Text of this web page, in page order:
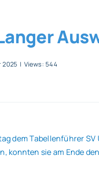
2025 | Views: 544
dem Tabellenführer
konnten sie am Ende